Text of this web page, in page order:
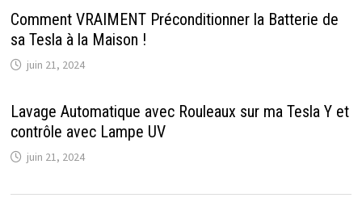
Comment VRAIMENT Préconditionner la Batterie de
sa Tesla à la Maison !
juin 21, 2024
Lavage Automatique avec Rouleaux sur ma Tesla Y et
contrôle avec Lampe UV
juin 21, 2024